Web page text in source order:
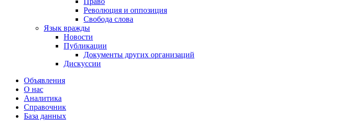
Революция и оппозиция
Свобода слова
Язык вражды
Новости
Публикации
Документы других организаций
Дискуссии
Объявления
О нас
Аналитика
Справочник
База данных